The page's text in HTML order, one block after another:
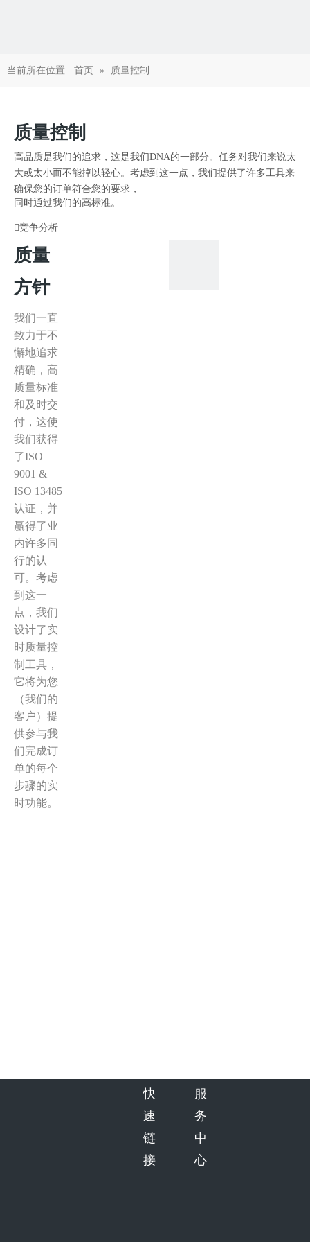
当前所在位置: 首页 » 质量控制
质量控制
高品质是我们的追求，这是我们DNA的一部分。任务对我们来说太
大或太小而不能掉以轻心。考虑到这一点，我们提供了许多工具来
确保您的订单符合您的要求，
同时通过我们的高标准。
竞争分析
实时质量控制工具
质量
方针
我们一直
致力于不
懈地追求
精确，高
质量标准
和及时交
付，这使
我们获得
了ISO
9001 &
ISO 13485
认证，并
赢得了业
内许多同
行的认
可。考虑
到这一
点，我们
设计了实
时质量控
制工具，
它将为您
（我们的
客户）提
供参与我
们完成订
单的每个
步骤的实
时功能。
快
速
链
接
服
务
中
心